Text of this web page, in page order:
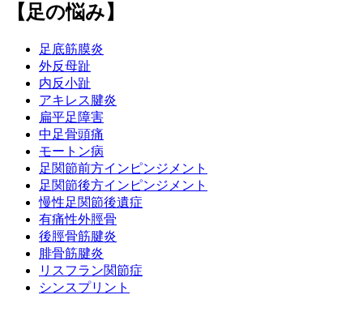
【足の悩み】
足底筋膜炎
外反母趾
内反小趾
アキレス腱炎
扁平足障害
中足骨頭痛
モートン病
足関節前方インピンジメント
足関節後方インピンジメント
慢性足関節後遺症
有痛性外脛骨
後脛骨筋腱炎
腓骨筋腱炎
リスフラン関節症
シンスプリント